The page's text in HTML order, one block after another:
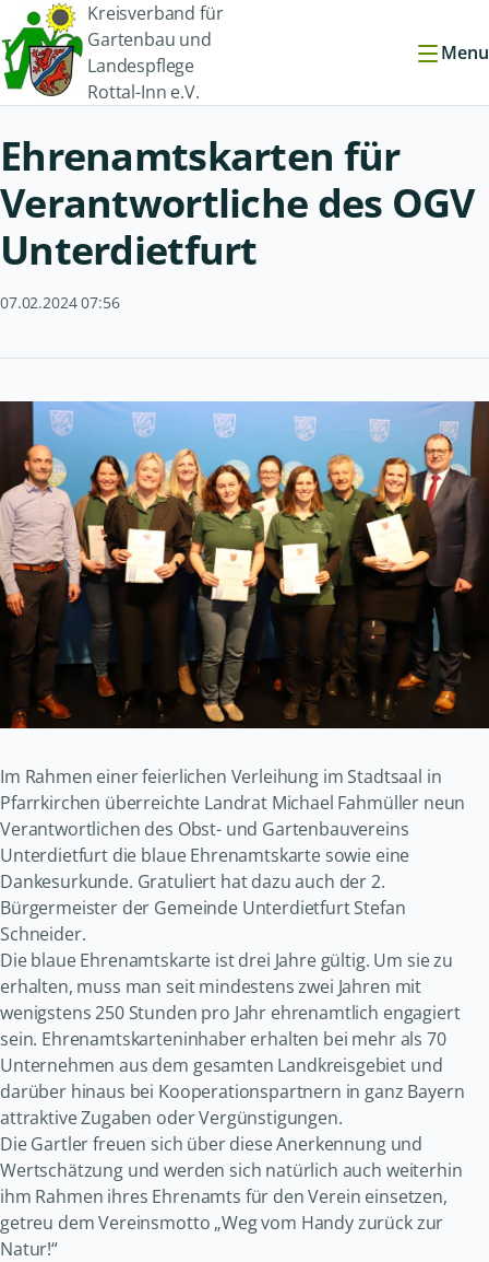
Kreisverband für
Gartenbau und
Landespflege
Rottal-Inn e.V.
Menu
Ehrenamtskarten für
Verantwortliche des OGV
Unterdietfurt
07.02.2024 07:56
Im Rahmen einer feierlichen Verleihung im Stadtsaal in
Pfarrkirchen überreichte Landrat Michael Fahmüller neun
Verantwortlichen des Obst- und Gartenbauvereins
Unterdietfurt die blaue Ehrenamtskarte sowie eine
Dankesurkunde. Gratuliert hat dazu auch der 2.
Bürgermeister der Gemeinde Unterdietfurt Stefan
Schneider.
Die blaue Ehrenamtskarte ist drei Jahre gültig. Um sie zu
erhalten, muss man seit mindestens zwei Jahren mit
wenigstens 250 Stunden pro Jahr ehrenamtlich engagiert
sein. Ehrenamtskarteninhaber erhalten bei mehr als 70
Unternehmen aus dem gesamten Landkreisgebiet und
darüber hinaus bei Kooperationspartnern in ganz Bayern
attraktive Zugaben oder Vergünstigungen.
Die Gartler freuen sich über diese Anerkennung und
Wertschätzung und werden sich natürlich auch weiterhin
ihm Rahmen ihres Ehrenamts für den Verein einsetzen,
getreu dem Vereinsmotto „Weg vom Handy zurück zur
Natur!“